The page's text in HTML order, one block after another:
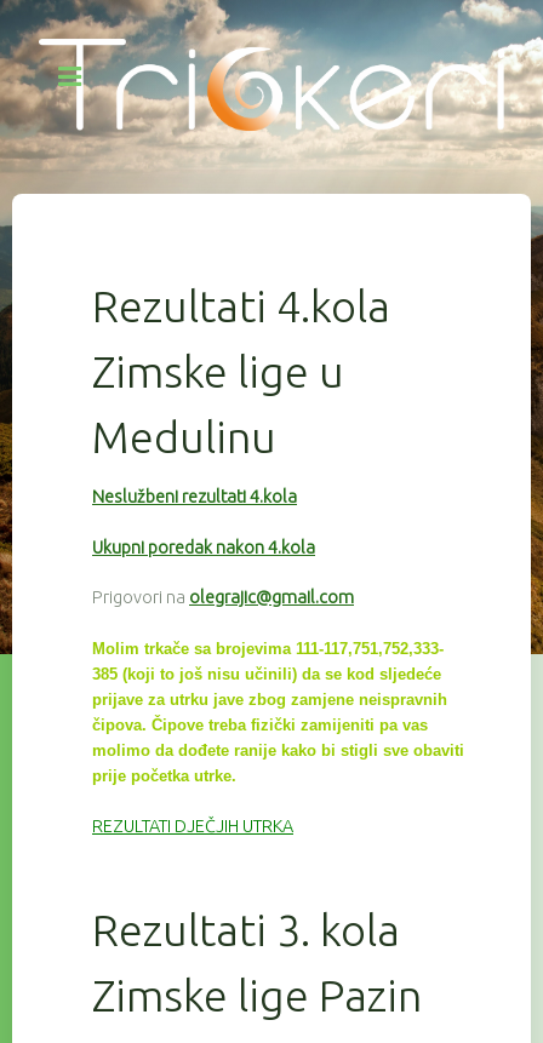
Rezultati 4.kola
Zimske lige u
Medulinu
Neslužbeni rezultati 4.kola
Ukupni poredak nakon 4.kola
Prigovori na olegrajic@gmail.com
Molim trkače sa brojevima 111-117,751,752,333-
385 (koji to još nisu učinili) da se kod sljedeće
prijave za utrku jave zbog zamjene neispravnih
čipova. Čipove treba fizički zamijeniti pa vas
molimo da dođete ranije kako bi stigli sve obaviti
prije početka utrke.
REZULTATI DJEČJIH UTRKA
Rezultati 3. kola
Zimske lige Pazin